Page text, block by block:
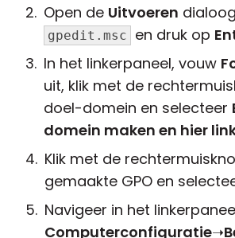
Open de Uitvoeren
gpedit.msc en druk op
In het linkerpaneel, vouw
uit, klik met de
doel-domein en selecteer
domein maken en hier
Klik met de
gemaakte GPO en
Navigeer in het
Computerconfiguratie➝